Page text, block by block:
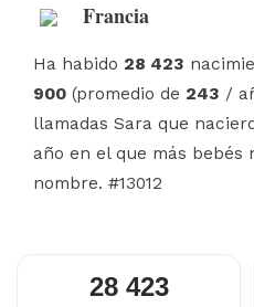
Francia
Ha habido 28 423
900 (promedio de 243 /
llamadas Sara que
año en el que más bebés
nombre. #13012
28 423